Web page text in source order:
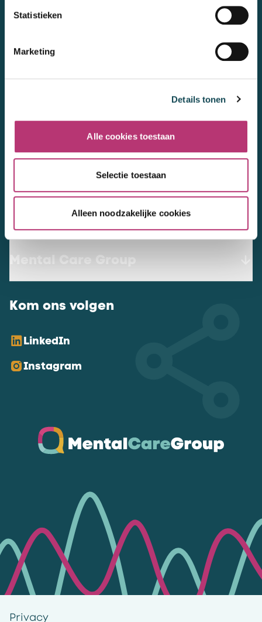
Statistieken
Marketing
Details tonen
Alle cookies toestaan
Selectie toestaan
Alleen noodzakelijke cookies
werkenbij@mentalcaregroup.nl
NL Mental Care Group B.V.:
Vacatures
Mental Care Group
Kom ons volgen
LinkedIn
Instagram
Privacy